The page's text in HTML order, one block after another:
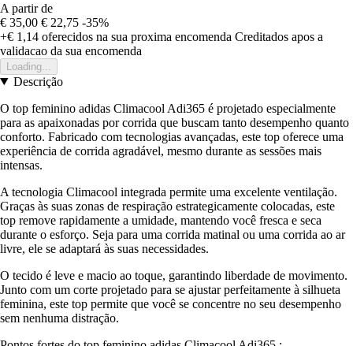
A partir de
€ 35,00 € 22,75 -35%
+€ 1,14 oferecidos na sua proxima encomenda Creditados apos a
validacao da sua encomenda
Loading...
Descrição
O top feminino adidas Climacool Adi365 é projetado especialmente
para as apaixonadas por corrida que buscam tanto desempenho quanto
conforto. Fabricado com tecnologias avançadas, este top oferece uma
experiência de corrida agradável, mesmo durante as sessões mais
intensas.
A tecnologia Climacool integrada permite uma excelente ventilação.
Graças às suas zonas de respiração estrategicamente colocadas, este
top remove rapidamente a umidade, mantendo você fresca e seca
durante o esforço. Seja para uma corrida matinal ou uma corrida ao ar
livre, ele se adaptará às suas necessidades.
O tecido é leve e macio ao toque, garantindo liberdade de movimento.
Junto com um corte projetado para se ajustar perfeitamente à silhueta
feminina, este top permite que você se concentre no seu desempenho
sem nenhuma distração.